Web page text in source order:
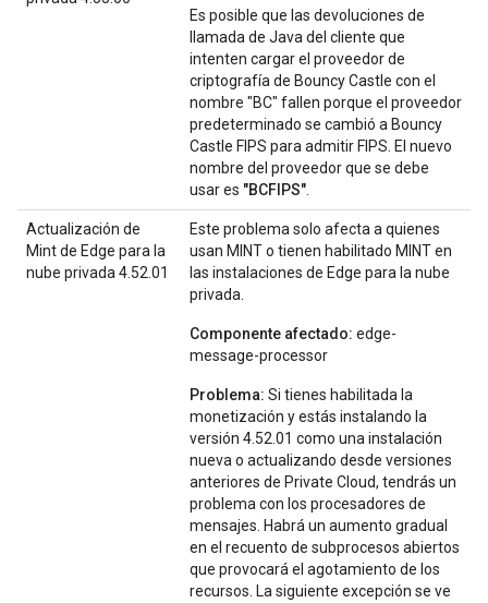
Es posible que las devoluciones de
llamada de Java del cliente que
intenten cargar el proveedor de
criptografía de Bouncy Castle con el
nombre "BC" fallen porque el proveedor
predeterminado se cambió a Bouncy
Castle FIPS para admitir FIPS. El nuevo
nombre del proveedor que se debe
usar es "BCFIPS"
Actualización de
Mint de Edge para la
nube privada 4.52.01
Este problema solo afecta a quienes
usan MINT o tienen habilitado MINT en
las instalaciones de Edge para la nube
privada.
Componente afectado: edge-
message-processor
Problema: Si tienes habilitada la
monetización y estás instalando la
versión 4.52.01 como una instalación
nueva o actualizando desde versiones
anteriores de Private Cloud, tendrás un
problema con los procesadores de
mensajes. Habrá un aumento gradual
en el recuento de subprocesos abiertos
que provocará el agotamiento de los
recursos. La siguiente excepción se ve